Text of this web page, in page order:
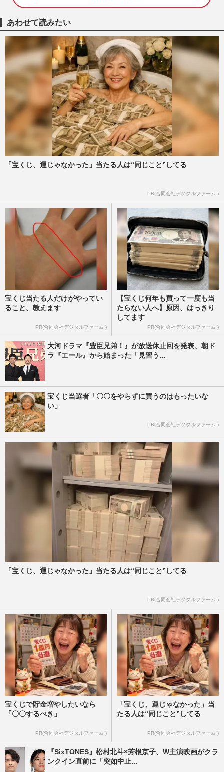
あわせて読みたい
「宝くじ、運じゃなかった」当たる人は“同じこと”してる
PR(合同会社デジタルファーム )
宝くじ当たる人だけがやってい
ること、教えます
PR(合同会社デジタルファーム )
【宝くじ何年も買って一度も当
たらない人へ】原因、はっきり
してます
PR(合同会社デジタルファーム )
大河ドラマ『豊臣兄弟！』が放送休止回を発表、朝ド
ラ『エール』から始まった「見習う...
宝くじ当選者「〇〇をやらずに買うのはもったいな
い」
PR(合同会社デジタルファーム )
「宝くじ、運じゃなかった」当たる人は“同じこと”してる
PR(合同会社デジタルファーム )
宝くじで貯金増やしたいなら
「〇〇するべき」
PR(合同会社デジタルファーム )
「宝くじ、運じゃなかった」当
たる人は“同じこと”してる
PR(合同会社デジタルファーム )
『SixTONES』松村北斗×芳根京子、W主演映画がクラ
ンクイン直前に「突如中止...